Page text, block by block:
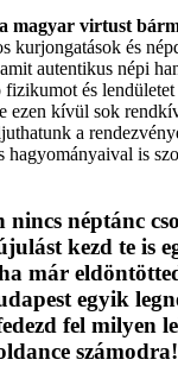
magyar virtust
kurjongatások és
autentikus népi
fizikumot és
ezen kívül sok
a
hagyományaival is
nincs néptánc
kezd te is
már
egyik
fel milyen
számodra!